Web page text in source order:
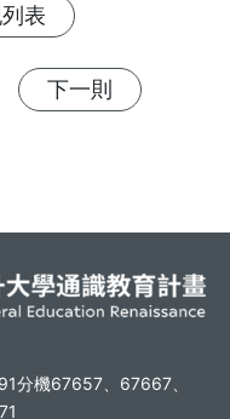
表
下一則
分機67657、67667、